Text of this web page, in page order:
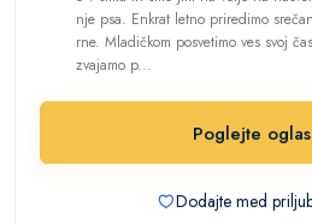
nje psa. Enkrat letno priredimo
rne. Mladičkom posvetimo ves svoj
zvajamo p...
Poglejte oglas
Dodajte med